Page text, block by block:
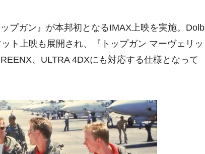
u
t
e
プガン』が本邦初となるIMAX上映を実施。Dolb
ト上映も展開され、『トップガン マーヴェリッ
、ULTRA 4DXにも対応する仕様となって